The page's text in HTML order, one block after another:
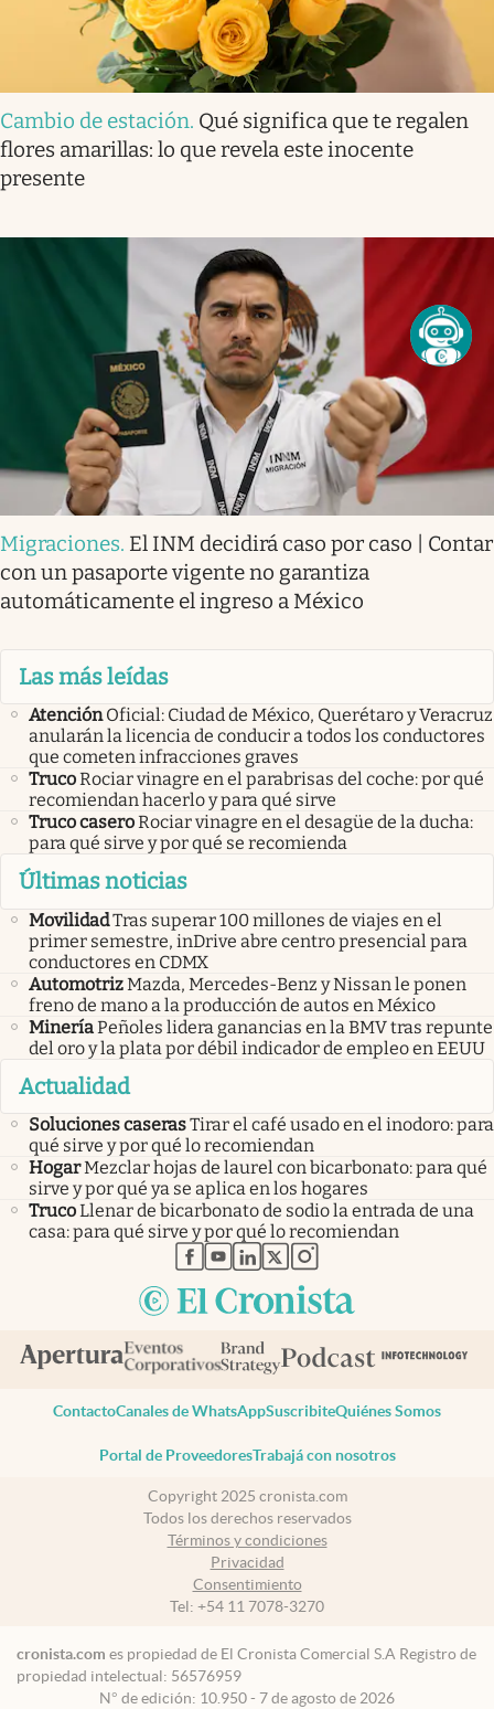
Cambio de estación. Qué significa que te regalen
flores amarillas: lo que revela este inocente
presente
Migraciones. El INM decidirá caso por caso | Contar
con un pasaporte vigente no garantiza
automáticamente el ingreso a México
Las más leídas
Atención Oficial: Ciudad de México, Querétaro y Veracruz
anularán la licencia de conducir a todos los conductores
que cometen infracciones graves
TrucoRociar vinagre en el parabrisas del coche: por qué
recomiendan hacerlo y para qué sirve
Truco caseroRociar vinagre en el desagüe de la ducha:
para qué sirve y por qué se recomienda
Últimas noticias
MovilidadTras superar 100 millones de viajes en el
primer semestre, inDrive abre centro presencial para
conductores en CDMX
AutomotrizMazda, Mercedes-Benz y Nissan le ponen
freno de mano a la producción de autos en México
MineríaPeñoles lidera ganancias en la BMV tras repunte
del oro y la plata por débil indicador de empleo en EEUU
Actualidad
Soluciones caserasTirar el café usado en el inodoro: para
qué sirve y por qué lo recomiendan
HogarMezclar hojas de laurel con bicarbonato: para qué
sirve y por qué ya se aplica en los hogares
TrucoLlenar de bicarbonato de sodio la entrada de una
casa: para qué sirve y por qué lo recomiendan
abre en nueva pestaña
abre en nueva pestaña
abre en nueva pestaña
abre en nueva pestaña
abre en nueva pestaña
ContactoCanales de WhatsAppSuscribiteQuiénes Somos
Portal de ProveedoresTrabajá con nosotros
Copyright 2025 cronista.com
Todos los derechos reservados
Términos y condiciones
Privacidad
Consentimiento
Tel: +54 11 7078-3270
cronista.com es propiedad de El Cronista Comercial S.A Registro de
propiedad intelectual: 56576959
N° de edición: 10.950 - 7 de agosto de 2026